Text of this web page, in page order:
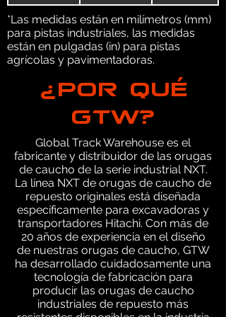
*Las medidas están en milímetros (mm)
para pistas industriales, las medidas
están en pulgadas (in) para pistas
agrícolas y pavimentadoras.
¿POR QUÉ
GTW?
Global Track Warehouse es el
fabricante y distribuidor de las orugas
de caucho de la serie industrial NXT.
La línea NXT de orugas de caucho de
repuesto originales está diseñada
específicamente para excavadoras y
transportadores Hitachi. Con más de
20 años de experiencia en el diseño
de nuestras orugas de caucho, GTW
ha desarrollado cuidadosamente una
tecnología de fabricación para
producir las orugas de caucho
industriales de repuesto más